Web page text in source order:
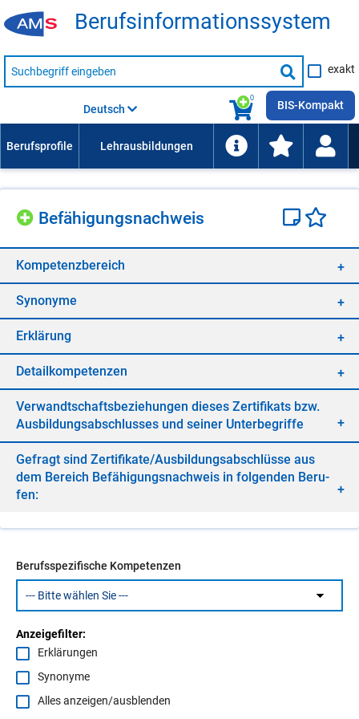
Be­rufs­in­for­ma­ti­ons­sys­tem
Suche
nach
Suche
starten
exakt
0
Deutsch BIS-Kompakt
Be­fä­hi­gungs­nach­weis
Kom­pe­tenz­be­reich
Syn­ony­me
Er­klä­rung
De­tail­kom­pe­ten­zen
Ver­wandt­schafts­be­zie­hun­gen die­ses Zer­ti­fi­kats bzw.
Aus­bil­dungs­ab­schlus­ses und sei­ner Un­ter­be­grif­fe
Ge­fragt sind Zer­ti­fi­ka­te/​Aus­bil­dungs­ab­schlüs­se aus
dem Be­reich Be­fä­hi­gungs­nach­weis in fol­gen­den Be­ru­
fen:
Berufsspezifische Kompetenzen
Anzeigefilter:
Erklärungen
Synonyme
Alles anzeigen/ausblenden